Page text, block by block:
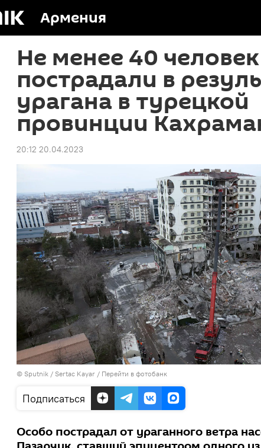
Армения
Не менее 40 человек
пострадали в
урагана в турецкой
провинции
20:12 20.04.2023
© Sputnik / Sertac Kayar / Перейти в фотобанк
Подписаться
Особо пострадал от ураганного ветра